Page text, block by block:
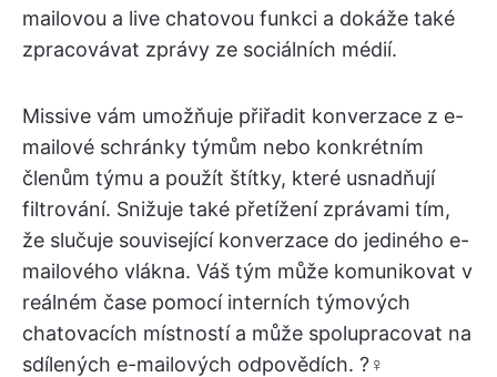
mailovou a live chatovou funkci a dokáže také
zpracovávat zprávy ze sociálních médií.
Missive vám umožňuje přiřadit konverzace z e-
mailové schránky týmům nebo konkrétním
členům týmu a použít štítky, které usnadňují
filtrování. Snižuje také přetížení zprávami tím,
že slučuje související konverzace do jediného e-
mailového vlákna. Váš tým může komunikovat v
reálném čase pomocí interních týmových
chatovacích místností a může spolupracovat na
sdílených e-mailových odpovědích. ?‍♀️